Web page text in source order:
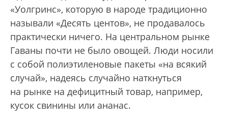
«Уолгринс», которую в народе традиционно
называли «Десять центов», не продавалось
практически ничего. На центральном рынке
Гаваны почти не было овощей. Люди носили
с собой полиэтиленовые пакеты «на всякий
случай», надеясь случайно наткнуться
на рынке на дефицитный товар, например,
кусок свинины или ананас.